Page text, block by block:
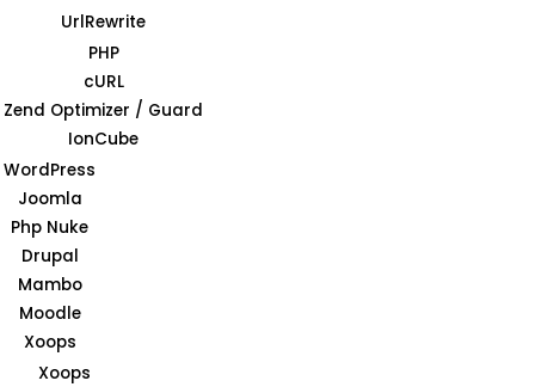
UrlRewrite
PHP
cURL
Zend Optimizer / Guard
IonCube
WordPress
Joomla
Php Nuke
Drupal
Mambo
Moodle
Xoops
Xoops